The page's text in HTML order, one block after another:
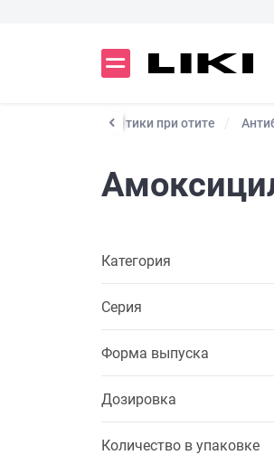
Антибиотики при отите
Категория
Серия
Форма выпуска
Дозировка
Количество в упаковке